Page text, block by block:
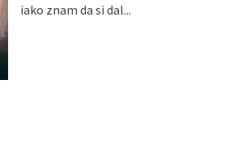
iako znam da si dal...